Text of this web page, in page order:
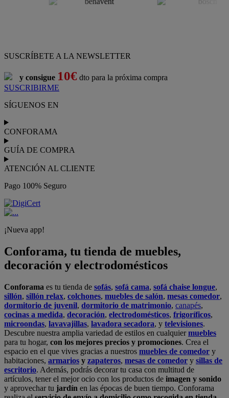
SUSCRÍBETE A LA NEWSLETTER
y consigue 10€ dto para la próxima compra
SUSCRIBIRME
SÍGUENOS EN
CONFORAMA
GUÍA DE COMPRA
ATENCIÓN AL CLIENTE
Pago 100% Seguro
¡Nueva app!
Conforama, tu tienda de muebles,
decoración y electrodomésticos
Conforama es tu tienda de sofás, sofá cama, sofá chaise longue,
sillón, sillón relax, colchones, muebles de salón, mesas comedor,
dormitorio de juvenil, dormitorio de matrimonio, canapés,
cocinas a medida, decoración, electrodomésticos, frigoríficos,
microondas, lavavajillas, lavadora secadora, y televisiones.
Descubre nuestra amplia variedad de estilos en cualquiermuebles
para tu hogar, con los mejores precios y promociones. Crea el
espacio en el que vives gracias a nuestros muebles de comedor y
habitaciones, armarios y zapateros, mesas de comedor y sillas de
escritorio. Además, podrás decorar tu casa con multitud de
artículos, tener el mejor ocio con los productos de imagen y sonido
y aprovechar tu jardín en las épocas de buen tiempo. Conforama